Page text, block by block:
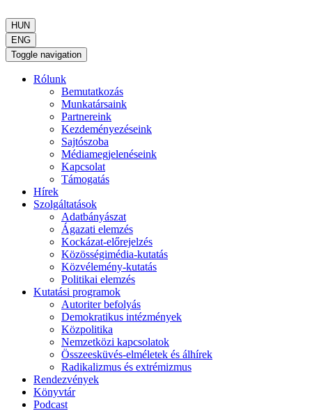
HUN
ENG
Toggle navigation
Rólunk
Bemutatkozás
Munkatársaink
Partnereink
Kezdeményezéseink
Sajtószoba
Médiamegjelenéseink
Kapcsolat
Támogatás
Hírek
Szolgáltatások
Adatbányászat
Ágazati elemzés
Kockázat-előrejelzés
Közösségimédia-kutatás
Közvélemény-kutatás
Politikai elemzés
Kutatási programok
Autoriter befolyás
Demokratikus intézmények
Közpolitika
Nemzetközi kapcsolatok
Összeesküvés-elméletek és álhírek
Radikalizmus és extrémizmus
Rendezvények
Könyvtár
Podcast